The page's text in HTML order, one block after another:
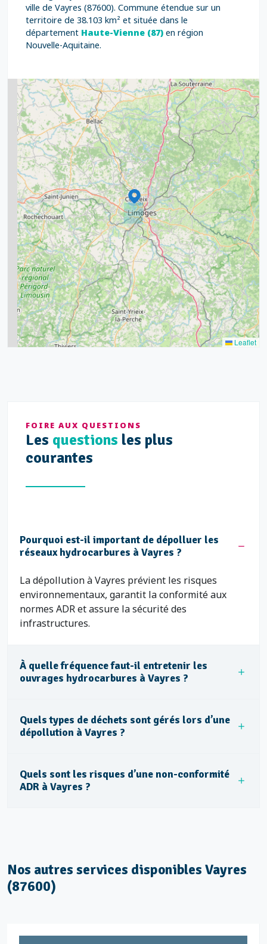
ville de Vayres (87600). Commune étendue sur un
territoire de 38.103 km² et située dans le
département Haute-Vienne (87) en région
Nouvelle-Aquitaine.
2
9
2
3
11
5
8
7
7
6
20
2
9
8
5
11
15
7
Leaflet
FOIRE AUX QUESTIONS
Les questions les plus
courantes
Pourquoi est-il important de dépolluer les
réseaux hydrocarbures à Vayres ?
La dépollution à Vayres prévient les risques
environnementaux, garantit la conformité aux
normes ADR et assure la sécurité des
infrastructures.
À quelle fréquence faut-il entretenir les
ouvrages hydrocarbures à Vayres ?
Quels types de déchets sont gérés lors d’une
dépollution à Vayres ?
Quels sont les risques d’une non-conformité
ADR à Vayres ?
Nos autres services disponibles Vayres
(87600)